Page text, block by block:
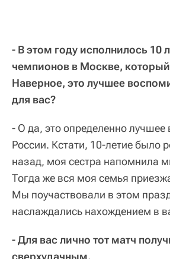
- В этом году исполнилось 10
чемпионов в Москве,
Наверное, это лучшее
для вас?
- О да, это определенно
России. Кстати, 10-летие было
назад, моя сестра напомнила
Тогда же вся моя семья
Мы поучаствовали в этом
наслаждались нахождением в
- Для вас лично тот матч